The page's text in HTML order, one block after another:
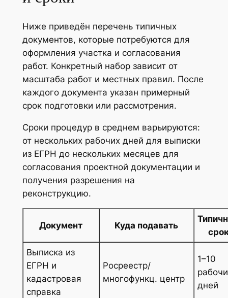
Ниже приведён перечень типичных
документов, которые потребуются для
оформления участка и согласования
работ. Конкретный набор зависит от
масштаба работ и местных правил. После
каждого документа указан примерный
срок подготовки или рассмотрения.
Сроки процедур в среднем варьируются:
от нескольких рабочих дней для выписки
из ЕГРН до нескольких месяцев для
согласования проектной документации и
получения разрешения на
реконструкцию.
Документ Куда подавать
Выписка из
ЕГРН и
кадастровая
справка
Росреестр/
многофункц. центр
1–10
дней